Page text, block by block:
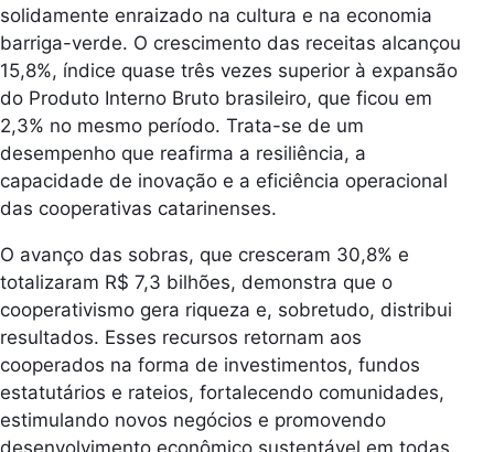
solidamente enraizado na cultura e na economia
barriga-verde. O crescimento das receitas alcançou
15,8%, índice quase três vezes superior à expansão
do Produto Interno Bruto brasileiro, que ficou em
2,3% no mesmo período. Trata-se de um
desempenho que reafirma a resiliência, a
capacidade de inovação e a eficiência operacional
das cooperativas catarinenses.
O avanço das sobras, que cresceram 30,8% e
totalizaram R$ 7,3 bilhões, demonstra que o
cooperativismo gera riqueza e, sobretudo, distribui
resultados. Esses recursos retornam aos
cooperados na forma de investimentos, fundos
estatutários e rateios, fortalecendo comunidades,
estimulando novos negócios e promovendo
desenvolvimento econômico sustentável em todas